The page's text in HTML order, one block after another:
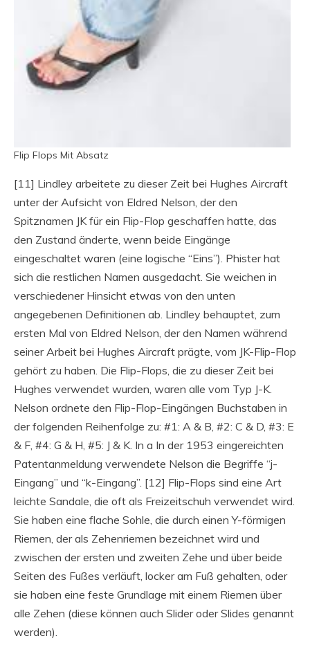
Flip Flops Mit Absatz
[11] Lindley arbeitete zu dieser Zeit bei Hughes Aircraft
unter der Aufsicht von Eldred Nelson, der den
Spitznamen JK für ein Flip-Flop geschaffen hatte, das
den Zustand änderte, wenn beide Eingänge
eingeschaltet waren (eine logische “Eins”). Phister hat
sich die restlichen Namen ausgedacht. Sie weichen in
verschiedener Hinsicht etwas von den unten
angegebenen Definitionen ab. Lindley behauptet, zum
ersten Mal von Eldred Nelson, der den Namen während
seiner Arbeit bei Hughes Aircraft prägte, vom JK-Flip-Flop
gehört zu haben. Die Flip-Flops, die zu dieser Zeit bei
Hughes verwendet wurden, waren alle vom Typ J-K.
Nelson ordnete den Flip-Flop-Eingängen Buchstaben in
der folgenden Reihenfolge zu: #1: A & B, #2: C & D, #3: E
& F, #4: G & H, #5: J & K. In a In der 1953 eingereichten
Patentanmeldung verwendete Nelson die Begriffe “j-
Eingang” und “k-Eingang”. [12] Flip-Flops sind eine Art
leichte Sandale, die oft als Freizeitschuh verwendet wird.
Sie haben eine flache Sohle, die durch einen Y-förmigen
Riemen, der als Zehenriemen bezeichnet wird und
zwischen der ersten und zweiten Zehe und über beide
Seiten des Fußes verläuft, locker am Fuß gehalten, oder
sie haben eine feste Grundlage mit einem Riemen über
alle Zehen (diese können auch Slider oder Slides genannt
werden).